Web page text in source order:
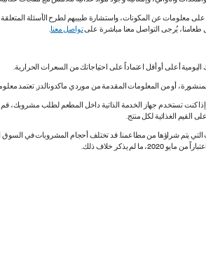
معلومات عن المكونات، واستشارة طبيبهم لطرح الأسئلة المتعلقة
طعامنا، يُرجى التواصل معنا مباشرة علىتواصل معنا.
أو من المعلومات المقدمة من موردي ماكدونالدز. تعتمد
كنت تستخدم جهاز الخدمة الذاتية داخل المطعم لطلب مشروبك،
القيم الغذائية لكل منتج.
التي يتم شراؤها من مطاعمنا. قد تختلف أحجام المشروبات في
يذكر خلاف ذلك.